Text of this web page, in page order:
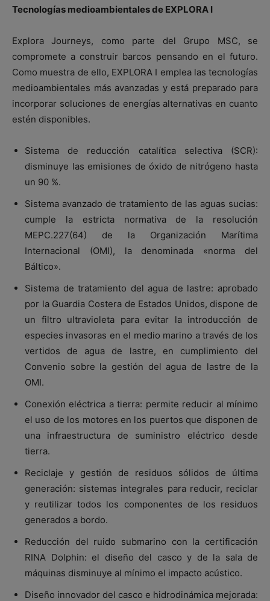
Tecnologías medioambientales de EXPLORA I
Explora Journeys, como parte del Grupo MSC, se
compromete a construir barcos pensando en el futuro.
Como muestra de ello, EXPLORA I emplea las tecnologías
medioambientales más avanzadas y está preparado para
incorporar soluciones de energías alternativas en cuanto
estén disponibles.
Sistema de reducción catalítica selectiva (SCR):
disminuye las emisiones de óxido de nitrógeno hasta
un 90 %.
Sistema avanzado de tratamiento de las aguas sucias:
cumple la estricta normativa de la resolución
MEPC.227(64) de la Organización Marítima
Internacional (OMI), la denominada «norma del
Báltico».
Sistema de tratamiento del agua de lastre: aprobado
por la Guardia Costera de Estados Unidos, dispone de
un filtro ultravioleta para evitar la introducción de
especies invasoras en el medio marino a través de los
vertidos de agua de lastre, en cumplimiento del
Convenio sobre la gestión del agua de lastre de la
OMI.
Conexión eléctrica a tierra: permite reducir al mínimo
el uso de los motores en los puertos que disponen de
una infraestructura de suministro eléctrico desde
tierra.
Reciclaje y gestión de residuos sólidos de última
generación: sistemas integrales para reducir, reciclar
y reutilizar todos los componentes de los residuos
generados a bordo.
Reducción del ruido submarino con la certificación
RINA Dolphin: el diseño del casco y de la sala de
máquinas disminuye al mínimo el impacto acústico.
Diseño innovador del casco e hidrodinámica mejorada: